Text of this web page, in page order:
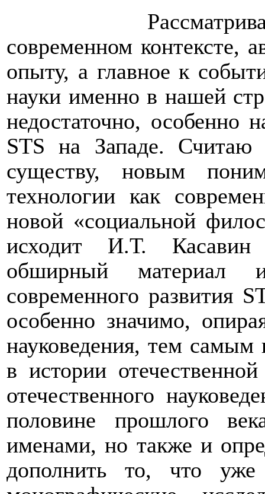
современном контексте,
опыту, а главное к
науки именно в нашей
недостаточно, особенно
STS на Западе.
существу, новым
технологии как
новой «социальной
исходит И.Т. Касавин
обширный материал
современного развития
особенно значимо,
науковедения, тем самым
в истории
отечественного
половине прошлого
именами, но также и
дополнить то, что уже